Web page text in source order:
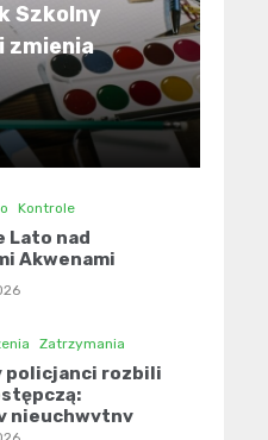
Szkolny
zmienia
Kontrole
Lato nad
Akwenami
Zatrzymania
policjanci rozbili
nieuchwytny